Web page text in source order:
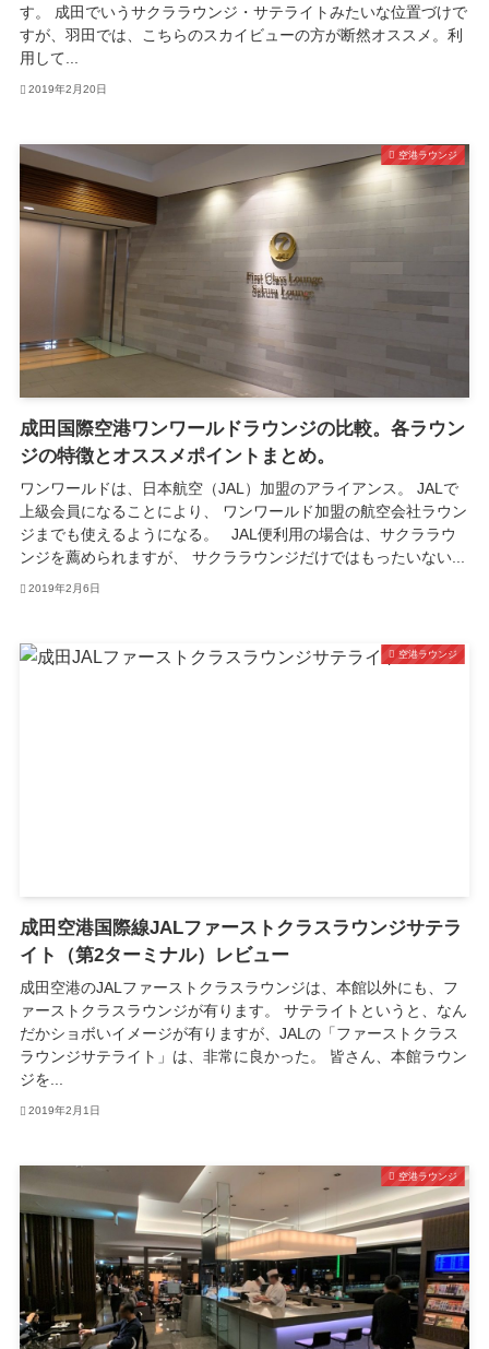
す。 成田でいうサクララウンジ・サテライトみたいな位置づけで
すが、羽田では、こちらのスカイビューの方が断然オススメ。利
用して...
2019年2月20日
空港ラウンジ
成田国際空港ワンワールドラウンジの比較。各ラウン
ジの特徴とオススメポイントまとめ。
ワンワールドは、日本航空（JAL）加盟のアライアンス。 JALで
上級会員になることにより、 ワンワールド加盟の航空会社ラウン
ジまでも使えるようになる。 JAL便利用の場合は、サクララウ
ンジを薦められますが、 サクララウンジだけではもったいない...
2019年2月6日
空港ラウンジ
成田空港国際線JALファーストクラスラウンジサテラ
イト（第2ターミナル）レビュー
成田空港のJALファーストクラスラウンジは、本館以外にも、フ
ァーストクラスラウンジが有ります。 サテライトというと、なん
だかショボいイメージが有りますが、JALの「ファーストクラス
ラウンジサテライト」は、非常に良かった。 皆さん、本館ラウン
ジを...
2019年2月1日
空港ラウンジ